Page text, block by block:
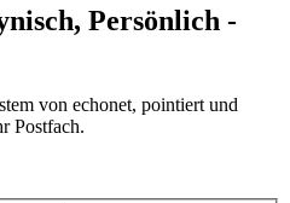
Persönlich -
von echonet, pointiert und
Postfach.